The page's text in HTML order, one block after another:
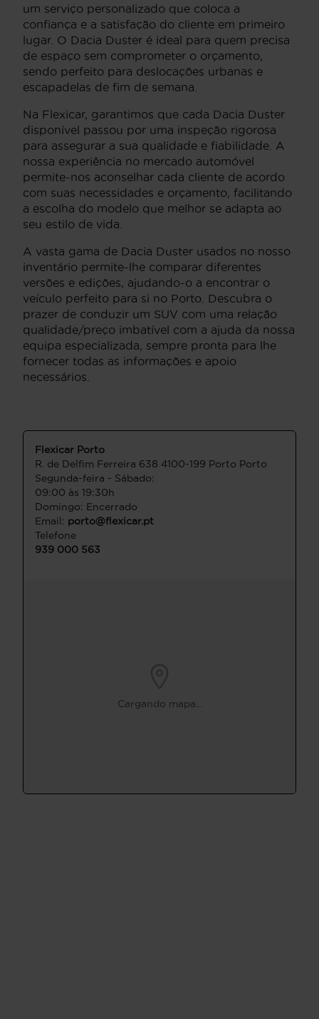
um serviço personalizado que coloca a
confiança e a satisfação do cliente em primeiro
lugar. O Dacia Duster é ideal para quem precisa
de espaço sem comprometer o orçamento,
sendo perfeito para deslocações urbanas e
escapadelas de fim de semana.
Na Flexicar, garantimos que cada Dacia Duster
disponível passou por uma inspeção rigorosa
para assegurar a sua qualidade e fiabilidade. A
nossa experiência no mercado automóvel
permite-nos aconselhar cada cliente de acordo
com suas necessidades e orçamento, facilitando
a escolha do modelo que melhor se adapta ao
seu estilo de vida.
A vasta gama de Dacia Duster usados no nosso
inventário permite-lhe comparar diferentes
versões e edições, ajudando-o a encontrar o
veículo perfeito para si no Porto. Descubra o
prazer de conduzir um SUV com uma relação
qualidade/preço imbatível com a ajuda da nossa
equipa especializada, sempre pronta para lhe
fornecer todas as informações e apoio
necessários.
Flexicar Porto
R. de Delfim Ferreira 638 4100-199 Porto Porto
Segunda-feira - Sábado:
09:00 às 19:30h
Domingo: Encerrado
Email: porto@flexicar.pt
Telefone
939 000 563
Cargando mapa...